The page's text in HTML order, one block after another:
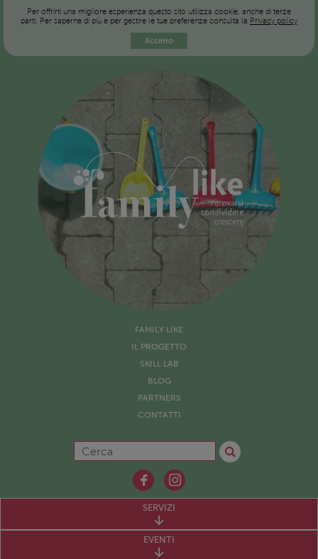
Per offrirti una migliore esperienza questo sito utilizza cookie, anche di terze
parti. Per saperne di più e per gestire le tue preferenze consulta la Privacy policy
Accetto
FAMILY LIKE
IL PROGETTO
SKILL LAB
BLOG
PARTNERS
CONTATTI
SERVIZI
EVENTI